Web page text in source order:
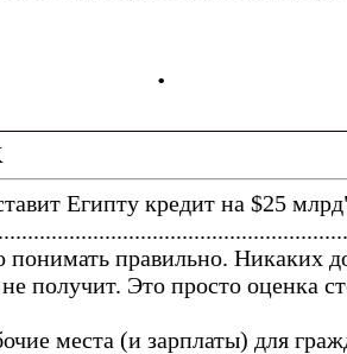
.
Египту кредит на $25
понимать правильно. Никаких
получит. Это просто оценка
места (и зарплаты) для